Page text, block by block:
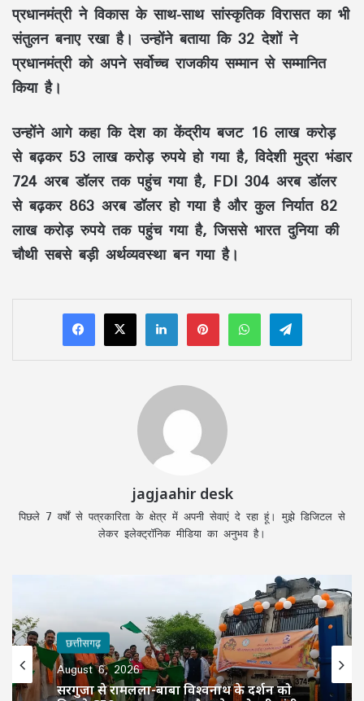
प्रधानमंत्री ने विकास के साथ-साथसांस्कृतिक विरासतका भी
संतुलन बनाए रखा है। उन्होंने बताया कि32 देशोंने
प्रधानमंत्री को अपने सर्वोच्च राजकीय सम्मान से सम्मानित
किया है।
उन्होंने आगे कहा कि देश काकेंद्रीय बजट 16 लाख करोड़
से बढ़कर 53 लाख करोड़ रुपयेहो गया है,विदेशी मुद्रा भंडार
724 अरब डॉलरतक पहुंच गया है, FDI 304 अरब डॉलर
से बढ़कर 863 अरब डॉलरहो गया है और कुल निर्यात 82
लाख करोड़ रुपयेतक पहुंच गया है, जिससे भारत दुनिया की
चौथी सबसे बड़ी अर्थव्यवस्थाबन गया है।
LinkedInPinterestWhatsAppTelegram
jagjaahir desk
पिछले 7 वर्षों से पत्रकारिता के क्षेत्र में अपनी सेवाएं दे रहा हूं। मुझे डिजिटल से
लेकर इलेक्ट्रॉनिक मीडिया का अनुभव है।
छत्तीसगढ़
August 6, 2026
सरगुजा से रामलला-बाबा विश्वनाथ के दर्शन को